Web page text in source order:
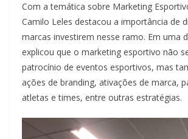
Com a temática sobre Marketing
Camilo Leles destacou a importância de
marcas investirem nesse ramo. Em uma
explicou que o marketing esportivo não
patrocínio de eventos esportivos, mas
ações de branding, ativações de marca,
atletas e times, entre outras estratégias.